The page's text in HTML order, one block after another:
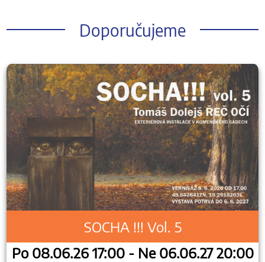
Doporučujeme
SOCHA !!! Vol. 5
Po 08.06.26 17:00 - Ne 06.06.27 20:00